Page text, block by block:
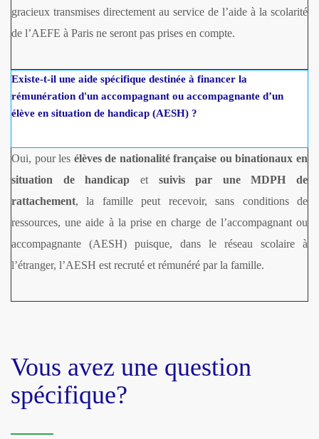
gracieux transmises directement au service de l’aide à la scolarité
de l’AEFE à Paris ne seront pas prises en compte.
Existe-t-il une aide spécifique destinée à financer la
rémunération d'un accompagnant ou accompagnante d’un
élève en situation de handicap (AESH) ?
Oui, pour les élèves de nationalité française ou binationaux en
situation de handicap et suivis par une MDPH de
rattachement, la famille peut recevoir, sans conditions de
ressources, une aide à la prise en charge de l’accompagnant ou
accompagnante (AESH) puisque, dans le réseau scolaire à
l’étranger, l’AESH est recruté et rémunéré par la famille.
Vous avez une question
spécifique?